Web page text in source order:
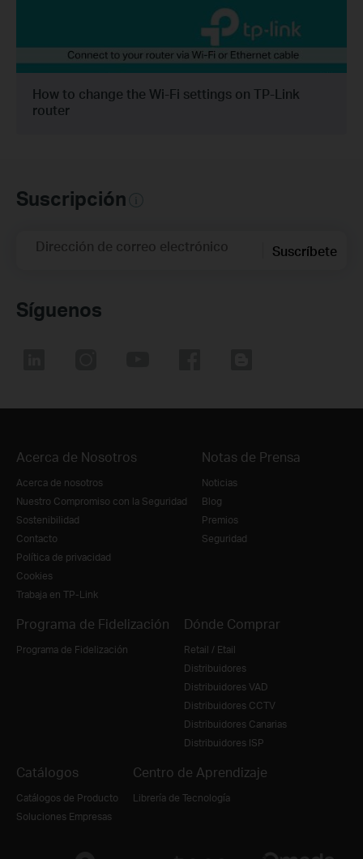
How to change the Wi-Fi settings on TP-Link
router
Suscripción
Dirección de correo electrónico Suscríbete
Síguenos
Acerca de Nosotros
Acerca de nosotros
Nuestro Compromiso con la Seguridad
Sostenibilidad
Contacto
Política de privacidad
Cookies
Trabaja en TP-Link
Notas de Prensa
Noticias
Blog
Premios
Seguridad
Programa de Fidelización
Programa de Fidelización
Dónde Comprar
Retail / Etail
Distribuidores
Distribuidores VAD
Distribuidores CCTV
Distribuidores Canarias
Distribuidores ISP
Catálogos
Catálogos de Producto
Soluciones Empresas
Centro de Aprendizaje
Librería de Tecnología